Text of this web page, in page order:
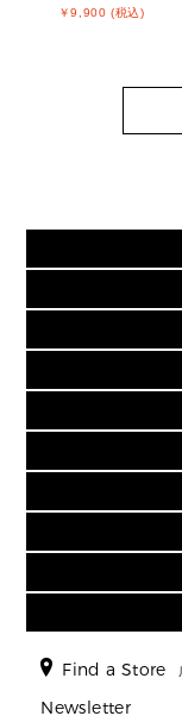
￥9,900 (税込)
▶ ウィメ
折
Find a Store
Newsletter